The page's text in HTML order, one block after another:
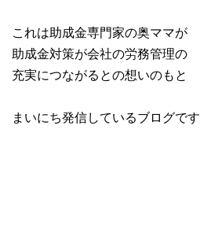
これは助成金専門家の奥ママが
助成金対策が会社の労務管理の
充実につながるとの想いのもと
まいにち発信しているブログです